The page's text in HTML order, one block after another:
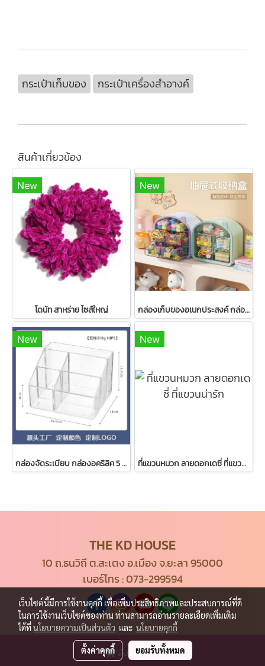
สั่งซื้อสินค้า
กระเป๋าเก็บของ กระเป๋าเครื่องสำอางค์
สินค้าเกี่ยวข้อง
New
โดนัท สาหร่าย ไซส์ใหญ่
New
กล่องเก็บของอเนกประสงค์ กล่องลิ้นชัก สไตล์น่ารักใส่ของน่ารัก กล่องจัดระเบียบ
New
กล่องจัดระเบียบ กล่องอคริลิค 5 ช่อง กล่องใส่ของอเนกประสงค์
New
ที่แขวนหมวก ลายดอกเดซี่ ที่แขวนน่ารัก
THE KD HOUSE
10 ถ.ธนวิถี ต.สะเตง อ.เมือง จ.ยะลา 95000
เบอร์โทร :073-299594
© Copyright 2021 All Rights Reserved.
เว็บไซต์นี้มีการใช้งานคุกกี้ เพื่อเพิ่มประสิทธิภาพและประสบการณ์ที่ดี
ในการใช้งานเว็บไซต์ของท่าน ท่านสามารถอ่านรายละเอียดเพิ่มเติม
ได้ที่นโยบายความเป็นส่วนตัว และ นโยบายคุกกี้
ตั้งค่าคุกกี้ ยอมรับทั้งหมด